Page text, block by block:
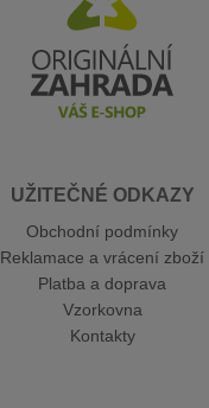
UŽITEČNÉ ODKAZY
Obchodní podmínky
Reklamace a vrácení zboží
Platba a doprava
Vzorkovna
Kontakty